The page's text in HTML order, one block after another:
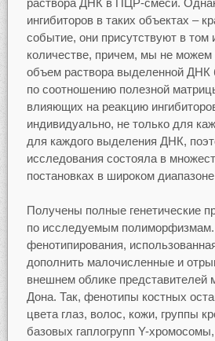
ингибиторов в таких объектах –
событие, они присутствуют в том
количестве, причем, мы не можем
объем раствора выделенной ДНК
по соотношению полезной
влияющих на реакцию
индивидуально, не только для
для каждого выделения ДНК,
исследования состояла в
постановках в широком
Получены полные генетические
по исследуемым
фенотипирования,
дополнить малочисленные и
внешнем облике представителей
Дона. Так, фенотипы костных
цвета глаз, волос, кожи, группы
базовых гаплогрупп Y-